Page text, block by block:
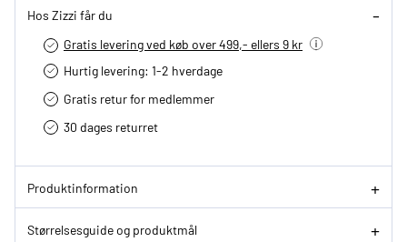
Hos Zizzi får du
Gratis levering ved køb over 499,- ellers 9 kr
Hurtig levering­: 1-2 hverdage
Gratis retur for medlemmer
30 dages returret
Produktinformation
Størrelsesguide og produktmål